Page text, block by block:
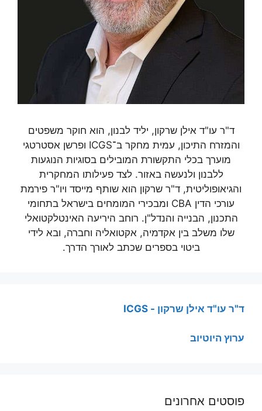
ד"ר עו"ד אילן שרקון, יליד לבנון, הוא חוקר משפטים
והמזרח התיכון, עמית מחקר ב־ICGS ופרשן אסטרטגי
מוערך בכלי התקשורת המובילים בסוגיות הנוגעות
ללבנון ולנעשה באזור. לצד פעילותו המחקרית
והגיאופוליטית, ד"ר שרקון הוא שותף מייסד ויו"ר פירמת
עורכי הדין CBA ומבכירי המומחים בישראל בתחומי
התכנון, הבנייה והנדל"ן. רוחב היריעה האינטלקטואלי
שלו משלב בין אקדמיה, אקטואליה וחברה, ובא לידי
ביטוי בספרים שכתב לאורך הדרך.
ד"ר עו"ד אילן שרקון - ICGS
ערוץ היוטיוב
פוסטים אחרונים